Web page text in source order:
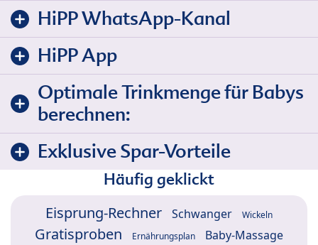
HiPP WhatsApp-Kanal
HiPP App
Optimale Trinkmenge für Babys
berechnen:
Exklusive Spar-Vorteile
Häufig geklickt
Eisprung-Rechner Schwanger Wickeln
Gratisproben Ernährungsplan Baby-Massage